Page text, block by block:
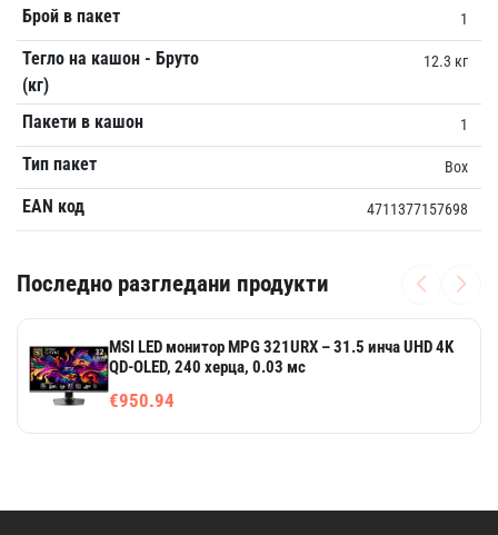
Брой в пакет 1
Тегло на кашон - Бруто
(кг)
12.3 кг
Пакети в кашон 1
Тип пакет Box
EAN код 4711377157698
Последно разгледани продукти
MSI LED монитор MPG 321URX – 31.5 инча UHD 4K
QD-OLED, 240 херца, 0.03 мс
€950.94